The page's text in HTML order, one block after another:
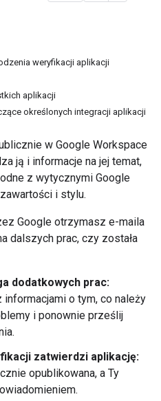
weryfikacji aplikacji
aplikacji
określonych integracji aplikacji
w Google Workspace
ją i informacje na jej temat,
z wytycznymi Google
i stylu.
Google otrzymasz e-maila
dalszych prac, czy została
dodatkowych prac:
o tym, co należy
i ponownie prześlij
zatwierdzi aplikację:
opublikowana, a Ty